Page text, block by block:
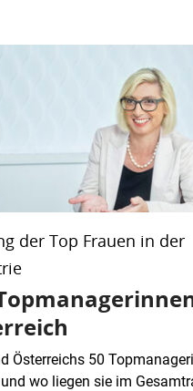
der Top Frauen in der
Österreichs 50
wo liegen sie im